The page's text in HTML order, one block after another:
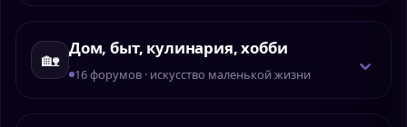
🏡 Дом, быт, кулинария, хобби
16 форумов · искусство маленькой жизни ⌄